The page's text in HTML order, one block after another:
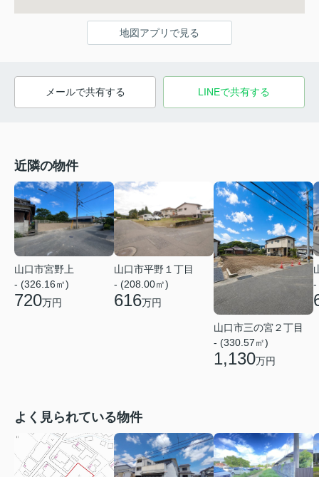
地図アプリで見る
メールで共有する LINEで共有する
近隣の物件
山口市宮野上
- (326.16㎡)
720万円
山口市平野１丁目
- (208.00㎡)
616万円
山口市三の宮２丁目
- (330.57㎡)
1,130万円
-
よく見られている物件